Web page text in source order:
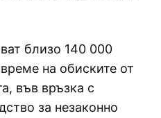
близо 140 000
на обиските от
във връзка с
за незаконно